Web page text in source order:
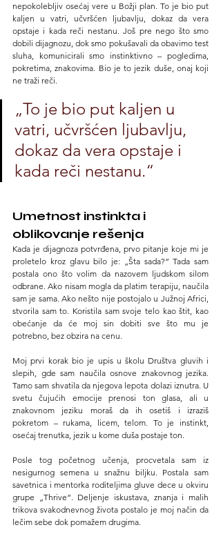
nepokolebljiv osećaj vere u Božji plan. To je bio put
kaljen u vatri, učvršćen ljubavlju, dokaz da vera
opstaje i kada reči nestanu. Još pre nego što smo
dobili dijagnozu, dok smo pokušavali da obavimo test
sluha, komunicirali smo instinktivno – pogledima,
pokretima, znakovima. Bio je to jezik duše, onaj koji
ne traži reči.
„To je bio put kaljen u
vatri, učvršćen ljubavlju,
dokaz da vera opstaje i
kada reči nestanu.“
Umetnost instinkta i
oblikovanje rešenja
Kada je dijagnoza potvrđena, prvo pitanje koje mi je
proletelo kroz glavu bilo je: „Šta sada?“ Tada sam
postala ono što volim da nazovem ljudskom silom
odbrane. Ako nisam mogla da platim terapiju, naučila
sam je sama. Ako nešto nije postojalo u Južnoj Africi,
stvorila sam to. Koristila sam svoje telo kao štit, kao
obećanje da će moj sin dobiti sve što mu je
potrebno, bez obzira na cenu.
Moj prvi korak bio je upis u školu Društva gluvih i
slepih, gde sam naučila osnove znakovnog jezika.
Tamo sam shvatila da njegova lepota dolazi iznutra. U
svetu čujućih emocije prenosi ton glasa, ali u
znakovnom jeziku moraš da ih osetiš i izraziš
pokretom – rukama, licem, telom. To je instinkt,
osećaj trenutka, jezik u kome duša postaje ton.
Posle tog početnog učenja, procvetala sam iz
nesigurnog semena u snažnu biljku. Postala sam
savetnica i mentorka roditeljima gluve dece u okviru
grupe „Thrive“. Deljenje iskustava, znanja i malih
trikova svakodnevnog života postalo je moj način da
lečim sebe dok pomažem drugima.